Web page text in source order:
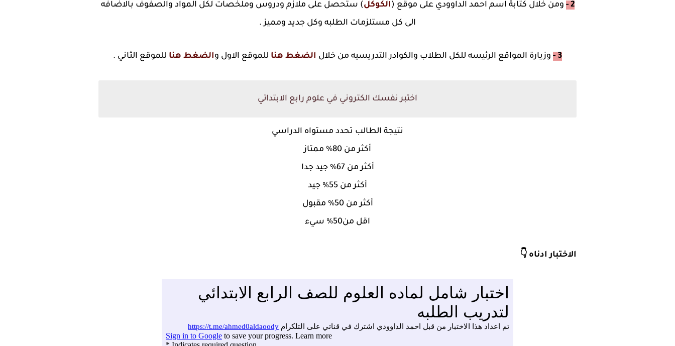
2 - ومن خلال كتابة اسم احمد الداوودي على موقع (الكوكل) ستحصل على ملازم ودروس وملخصات لكل المواد والصفوف بالاضافه
الى كل مستلزمات الطلبه وكل جديد ومميز .
3 - وزيارة المواقع الرئيسه للكل الطلاب والكوادر التدريسيه من خلال الضغط هنا للموقع الاول والضغط هنا للموقع الثاني .
اختبر نفسك الكتروني في علوم رابع الابتدائي
نتيجة الطالب تحدد مستواه الدراسي
أكثر من 80% ممتاز
أكثر من 67% جيد جدا
أكثر من 55% جيد
أكثر من 50% مقبول
اقل من50% سيء
الاختبار ادناه 👇